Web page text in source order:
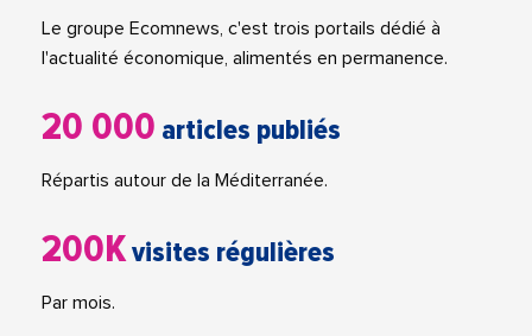
Le groupe Ecomnews, c'est trois portails dédié à
l'actualité économique, alimentés en permanence.
20 000 articles publiés
Répartis autour de la Méditerranée.
200Kvisites régulières
Par mois.